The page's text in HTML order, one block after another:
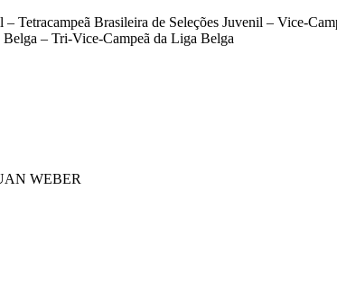
Tetracampeã Brasileira de Seleções Juvenil – Vice-
– Tri-Vice-Campeã da Liga Belga
WEBER